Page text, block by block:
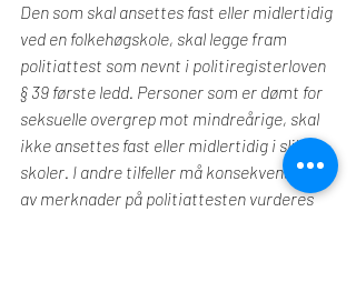
Den som skal ansettes fast eller midlertidig
ved en folkehøgskole, skal legge fram
politiattest som nevnt i politiregisterloven
§ 39 første ledd. Personer som er dømt for
seksuelle overgrep mot mindreårige, skal
ikke ansettes fast eller midlertidig i slike
skoler. I andre tilfeller må konsekvensene
av merknader på politiattesten vurderes